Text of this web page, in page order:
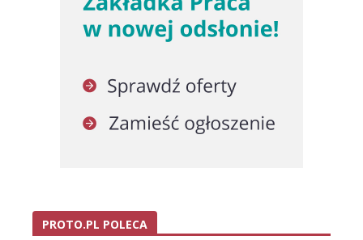
PROTO.PL POLECA